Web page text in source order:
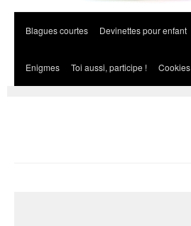
Blagues courtes Devinettes pour enfant
Enigmes Toi aussi, participe ! Cookies